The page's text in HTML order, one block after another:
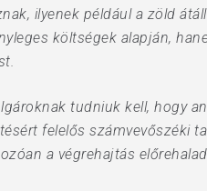
ilyenek például a zöld
költségek alapján,
tudniuk kell, hogy
felelős számvevőszéki
a végrehajtás